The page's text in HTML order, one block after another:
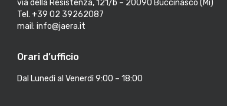
via della Resistenza, 121/b – 20090 Buccinasco (Mi)
Tel. +39 02 39262087
mail: info@jaera.it
Orari d’ufficio
Dal Lunedì al Venerdì 9:00 – 18:00